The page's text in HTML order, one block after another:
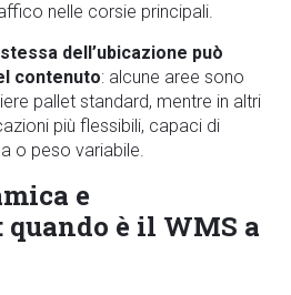
nelle corsie principali.
dell’ubicazione può
contenuto: alcune aree sono
pallet standard, mentre in altri
più flessibili, capaci di
o peso variabile.
e
è il WMS a